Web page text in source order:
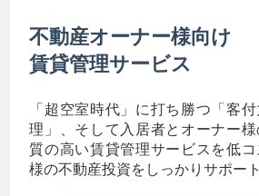
不動産オーナー様向け
賃貸管理サービス
「超空室時代」に打ち勝つ「客
理」、そして入居者とオーナー
質の高い賃貸管理サービスを低
様の不動産投資をしっかりサポート